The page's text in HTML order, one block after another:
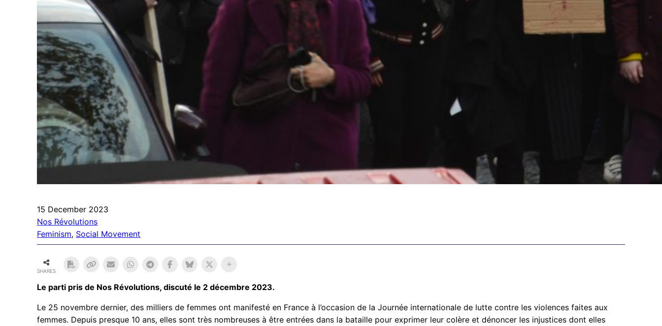
15 December 2023
Nos Révolutions
Feminism, Social Movement
SHARES
Le parti pris de Nos Révolutions, discuté le 2 décembre 2023.
Le 25 novembre dernier, des milliers de femmes ont manifesté en France à l’occasion de la Journée internationale de lutte contre les violences faites aux
femmes. Depuis presque 10 ans, elles sont très nombreuses à être entrées dans la bataille pour exprimer leur colère et dénoncer les injustices dont elles